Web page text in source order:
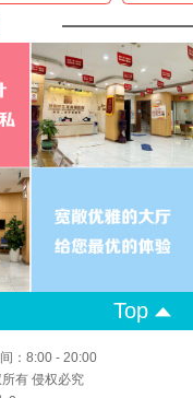
Top
：8:00 - 20:00
有 侵权必究